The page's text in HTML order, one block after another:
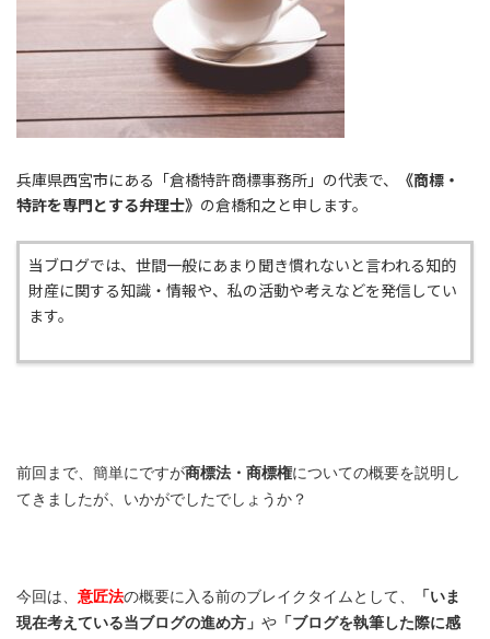
兵庫県西宮市にある「倉橋特許商標事務所」の代表で、
《商標・
特許を専門とする弁理士》 の倉橋和之と申します。
当ブログでは、世間一般にあまり聞き慣れないと言われる知的
財産に関する知識・情報や、私の活動や考えなどを発信してい
ます。
前回まで、簡単にですが商標法・商標権についての概要を説明し
てきましたが、いかがでしたでしょうか？
今回は、 意匠法の概要に入る前のブレイクタイムとして、
「いま
現在考えている当ブログの進め方」 や 「ブログを執筆した際に感